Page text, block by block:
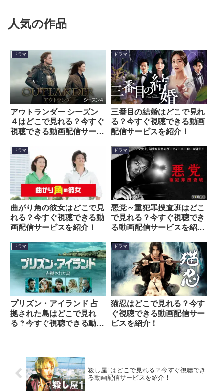
人気の作品
ドラマ
アウトランダー シーズン
４はどこで見れる？今すぐ
視聴できる動画配信サービ
ドラマ
三番目の結婚はどこで見れ
る？今すぐ視聴できる動画
配信サービスを紹介！
ドラマ
曲がり角の彼女はどこで見
れる？今すぐ視聴できる動
画配信サービスを紹介！
ドラマ
悪党～重犯罪捜査班はどこ
で見れる？今すぐ視聴でき
る動画配信サービスを紹
ドラマ
プリズン・アイランド 占
拠された島はどこで見れ
る？今すぐ視聴できる動画
ドラマ
猫忍はどこで見れる？今す
ぐ視聴できる動画配信サー
ビスを紹介！
殺し屋1はどこで見れる？今すぐ視聴でき
る動画配信サービスを紹介！